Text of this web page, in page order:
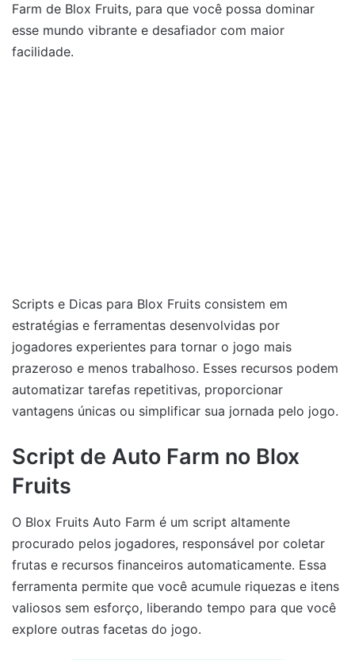
Farm de Blox Fruits, para que você possa dominar
esse mundo vibrante e desafiador com maior
facilidade.
Scripts e Dicas para Blox Fruits consistem em
estratégias e ferramentas desenvolvidas por
jogadores experientes para tornar o jogo mais
prazeroso e menos trabalhoso. Esses recursos podem
automatizar tarefas repetitivas, proporcionar
vantagens únicas ou simplificar sua jornada pelo jogo.
Script de Auto Farm no Blox
Fruits
O Blox Fruits Auto Farm é um script altamente
procurado pelos jogadores, responsável por coletar
frutas e recursos financeiros automaticamente. Essa
ferramenta permite que você acumule riquezas e itens
valiosos sem esforço, liberando tempo para que você
explore outras facetas do jogo.